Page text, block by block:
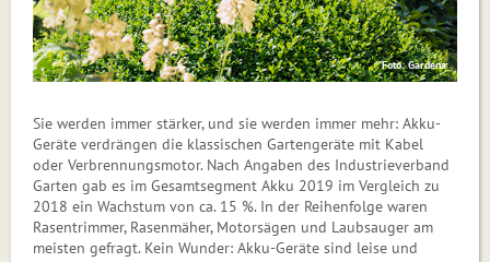
Foto: Gardena
Sie werden immer stärker, und sie werden immer mehr: Akku-
Geräte verdrängen die klassischen Gartengeräte mit Kabel
oder Verbrennungsmotor. Nach Angaben des Industrieverband
Garten gab es im Gesamtsegment Akku 2019 im Vergleich zu
2018 ein Wachstum von ca. 15 %. In der Reihenfolge waren
Rasentrimmer, Rasenmäher, Motorsägen und Laubsauger am
meisten gefragt. Kein Wunder: Akku-Geräte sind leise und